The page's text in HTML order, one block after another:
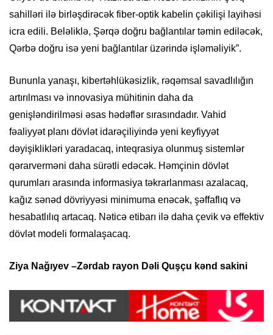
sahilləri ilə birləşdirəcək fiber-optik kabelin çəkilişi layihəsi
icra edili. Beləliklə, Şərqə doğru bağlantılar təmin ediləcək,
Qərbə doğru isə yeni bağlantılar üzərində işləməliyik”.
Bununla yanaşı, kibertəhlükəsizlik, rəqəmsal savadlılığın
artırılması və innovasiya mühitinin daha da
genişləndirilməsi əsas hədəflər sırasındadır. Vahid
fəaliyyət planı dövlət idarəçiliyində yeni keyfiyyət
dəyişiklikləri yaradacaq, inteqrasiya olunmuş sistemlər
qərarverməni daha sürətli edəcək. Həmçinin dövlət
qurumları arasında informasiya təkrarlanması azalacaq,
kağız sənəd dövriyyəsi minimuma enəcək, şəffaflıq və
hesabatlılıq artacaq. Nəticə etibarı ilə daha çevik və effektiv
dövlət modeli formalaşacaq.
Ziya Nağıyev –Zərdab rayon Dəli Quşçu kənd sakini